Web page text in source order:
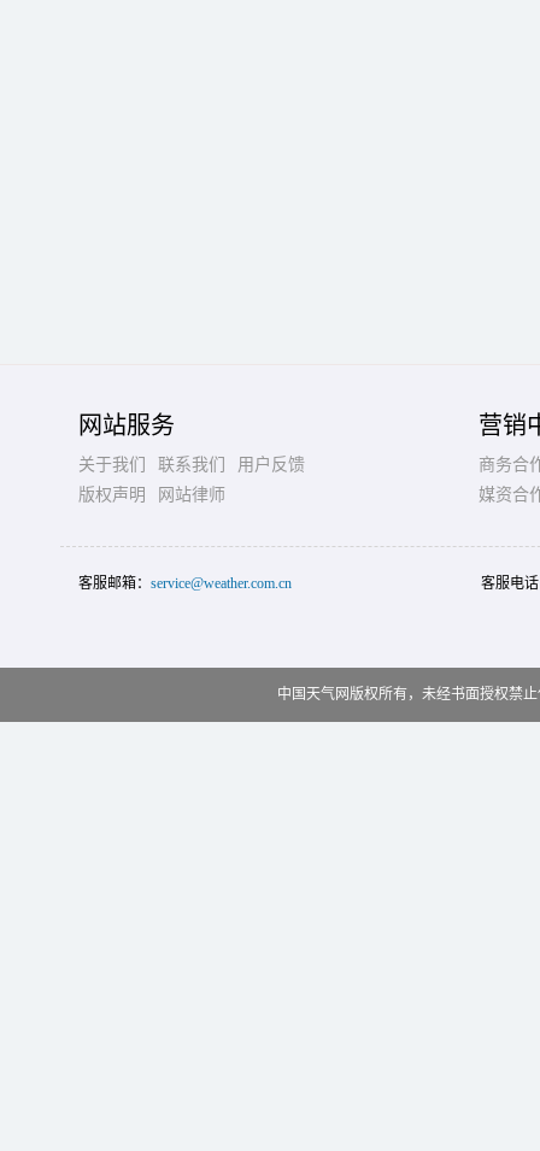
网站服务
关于我们 联系我们
用户反馈
版权声明
网站律师
营销
商务合
媒资合
客服邮箱： service@weather.com.cn 客服电
中国天气网版权所有，未经书面授权